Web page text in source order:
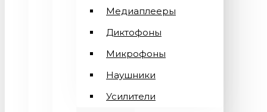
Медиаплееры
Диктофоны
Микрофоны
Наушники
Усилители